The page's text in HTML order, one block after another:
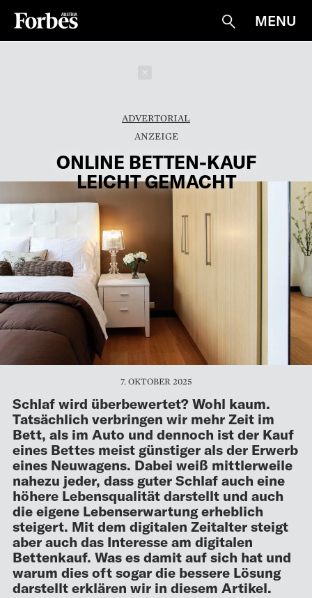
Suche
MENU
ADVERTORIAL
ONLINE BETTEN-KAUF
LEICHT GEMACHT
7. OKTOBER 2025
Schlaf wird überbewertet? Wohl kaum.
Tatsächlich verbringen wir mehr Zeit im
Bett, als im Auto und dennoch ist der Kauf
eines Bettes meist günstiger als der Erwerb
eines Neuwagens. Dabei weiß mittlerweile
nahezu jeder, dass guter Schlaf auch eine
höhere Lebensqualität darstellt und auch
die eigene Lebenserwartung erheblich
steigert. Mit dem digitalen Zeitalter steigt
aber auch das Interesse am digitalen
Bettenkauf. Was es damit auf sich hat und
warum dies oft sogar die bessere Lösung
darstellt erklären wir in diesem Artikel.